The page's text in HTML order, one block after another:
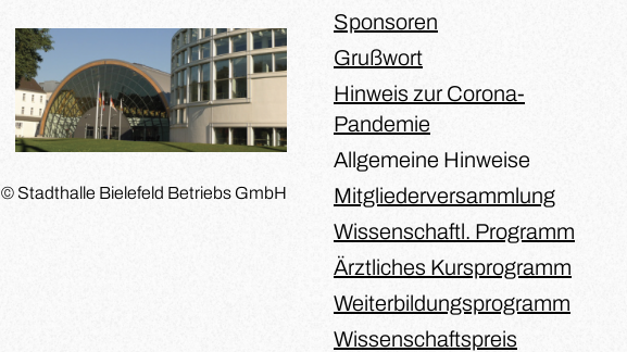
© Stadthalle Bielefeld Betriebs GmbH
Sponsoren
Grußwort
Hinweis zur Corona-
Pandemie
Allgemeine Hinweise
Mitgliederversammlung
Wissenschaftl. Programm
Ärztliches Kursprogramm
Weiterbildungsprogramm
Wissenschaftspreis